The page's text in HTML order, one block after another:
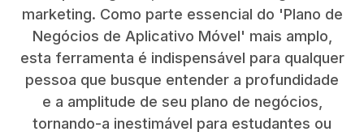
marketing. Como parte essencial do 'Plano de
Negócios de Aplicativo Móvel' mais amplo,
esta ferramenta é indispensável para qualquer
pessoa que busque entender a profundidade
e a amplitude de seu plano de negócios,
tornando-a inestimável para estudantes ou